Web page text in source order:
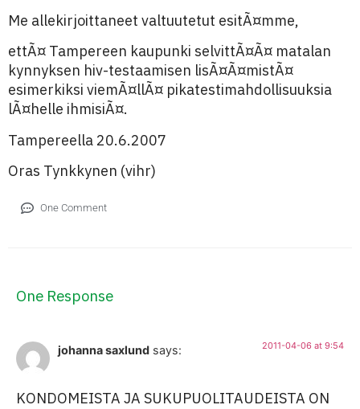
Me allekirjoittaneet valtuutetut esitÃ¤mme,
ettÃ¤ Tampereen kaupunki selvittÃ¤Ã¤ matalan
kynnyksen hiv-testaamisen lisÃ¤Ã¤mistÃ¤
esimerkiksi viemÃ¤llÃ¤ pikatestimahdollisuuksia
lÃ¤helle ihmisiÃ¤.
Tampereella 20.6.2007
Oras Tynkkynen (vihr)
One Comment
One Response
johanna saxlund says: 2011-04-06 at 9:54
KONDOMEISTA JA SUKUPUOLITAUDEISTA ON